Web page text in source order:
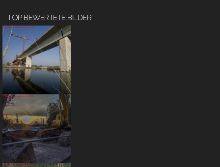
TOP BEWERTETE BILDER